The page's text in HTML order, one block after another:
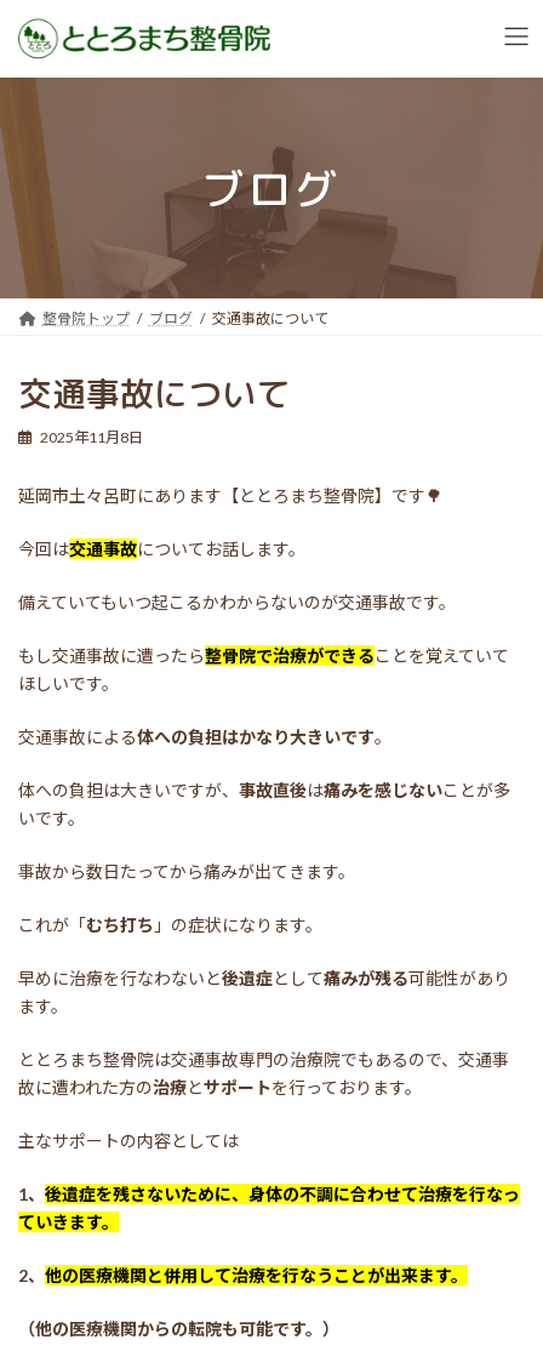
テ
ン
ツ
へ
ゲ
ー
シ
ョ
ブログ
整骨院トップ ブログ 交通事故について
交通事故について
2025年11月8日
延岡市土々呂町にあります【ととろまち整骨院】です🌳
今回は交通事故についてお話します。
備えていてもいつ起こるかわからないのが交通事故です。
もし交通事故に遭ったら整骨院で治療ができることを覚えていて
ほしいです。
交通事故による体への負担はかなり大きいです。
体への負担は大きいですが、 事故直後は痛みを感じないことが多
いです。
事故から数日たってから痛みが出てきます。
これが「むち打ち 」の症状になります。
早めに治療を行なわないと後遺症として痛みが残る可能性があり
ます。
ととろまち整骨院は交通事故専門の治療院でもあるので、交通事
故に遭われた方の治療とサポートを行っております。
主なサポートの内容としては
1、 後遺症を残さないために、身体の不調に合わせて治療を行なっ
ていきます。
2、 他の医療機関と併用して治療を行なうことが出来ます。
（他の医療機関からの転院も可能です。）